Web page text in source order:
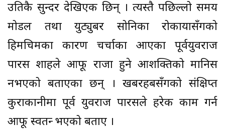
उतिकै सुन्दर देखिएक छिन् । त्यस्तै पछिल्लो समय
मोडल तथा युट्युबर सोनिका रोकायासँगको
हिमचिमका कारण चर्चाका आएका पूर्वयुवराज
पारस शाहले आफू राजा हुने आशक्तिको मानिस
नभएको बताएका छन् । खबरहबसँगको संक्षिप्त
कुराकानीमा पूर्व युवराज पारसले हरेक काम गर्न
आफू स्वतन्त्र भएको बताए ।